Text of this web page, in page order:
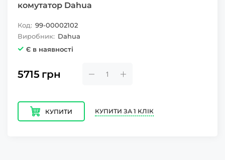
комутатор Dahua
Код: 99-00002102
Виробник: Dahua
Є в наявності
5715 грн
КУПИТИ КУПИТИ ЗА 1 КЛІК